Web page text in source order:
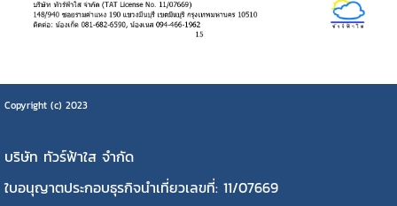
Copyright (c) 2023
บริษัท ทัวร์ฟ้าใส จำกัด
ใบอนุญาตประกอบธุรกิจนำเที่ยวเลขที่: 11/07669